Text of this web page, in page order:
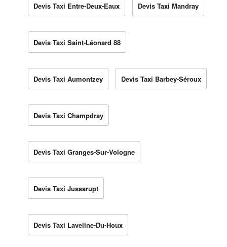
Devis Taxi Entre-Deux-Eaux Devis Taxi Mandray
Devis Taxi Saint-Léonard 88
Devis Taxi Aumontzey Devis Taxi Barbey-Séroux
Devis Taxi Champdray
Devis Taxi Granges-Sur-Vologne
Devis Taxi Jussarupt
Devis Taxi Laveline-Du-Houx